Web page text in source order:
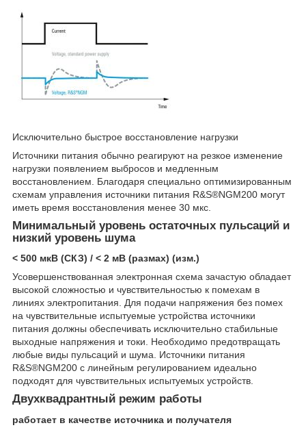
Исключительно быстрое восстановление нагрузки
Источники питания обычно реагируют на резкое изменение
нагрузки появлением выбросов и медленным
восстановлением. Благодаря специально оптимизированным
схемам управления источники питания R&S®NGM200 могут
иметь время восстановления менее 30 мкс.
Минимальный уровень остаточных пульсаций и
низкий уровень шума
< 500 мкВ (СКЗ) / < 2 мВ (размах) (изм.)
Усовершенствованная электронная схема зачастую обладает
высокой сложностью и чувствительностью к помехам в
линиях электропитания. Для подачи напряжения без помех
на чувствительные испытуемые устройства источники
питания должны обеспечивать исключительно стабильные
выходные напряжения и токи. Необходимо предотвращать
любые виды пульсаций и шума. Источники питания
R&S®NGM200 с линейным регулированием идеально
подходят для чувствительных испытуемых устройств.
Двухквадрантный режим работы
работает в качестве источника и получателя